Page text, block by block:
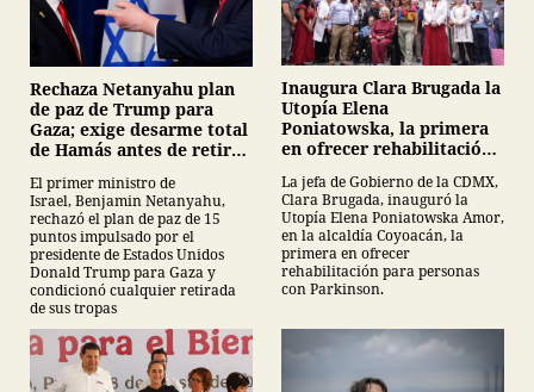
Rechaza Netanyahu plan
de paz de Trump para
Gaza; exige desarme total
de Hamás antes de retirar
El primer ministro de
Israel, Benjamin Netanyahu,
rechazó el plan de paz de 15
puntos impulsado por el
presidente de Estados Unidos
Donald Trump para Gaza y
condicionó cualquier retirada
de sus tropas
Inaugura Clara Brugada la
Utopía Elena
Poniatowska, la primera
en ofrecer rehabilitación
Parkinson
La jefa de Gobierno de la CDMX,
Clara Brugada, inauguró la
Utopía Elena Poniatowska Amor,
en la alcaldía Coyoacán, la
primera en ofrecer
rehabilitación para personas
con Parkinson.